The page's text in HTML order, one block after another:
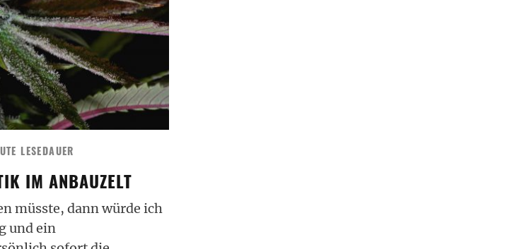
LESEDAUER
IM ANBAUZELT
müsste, dann würde ich
und ein